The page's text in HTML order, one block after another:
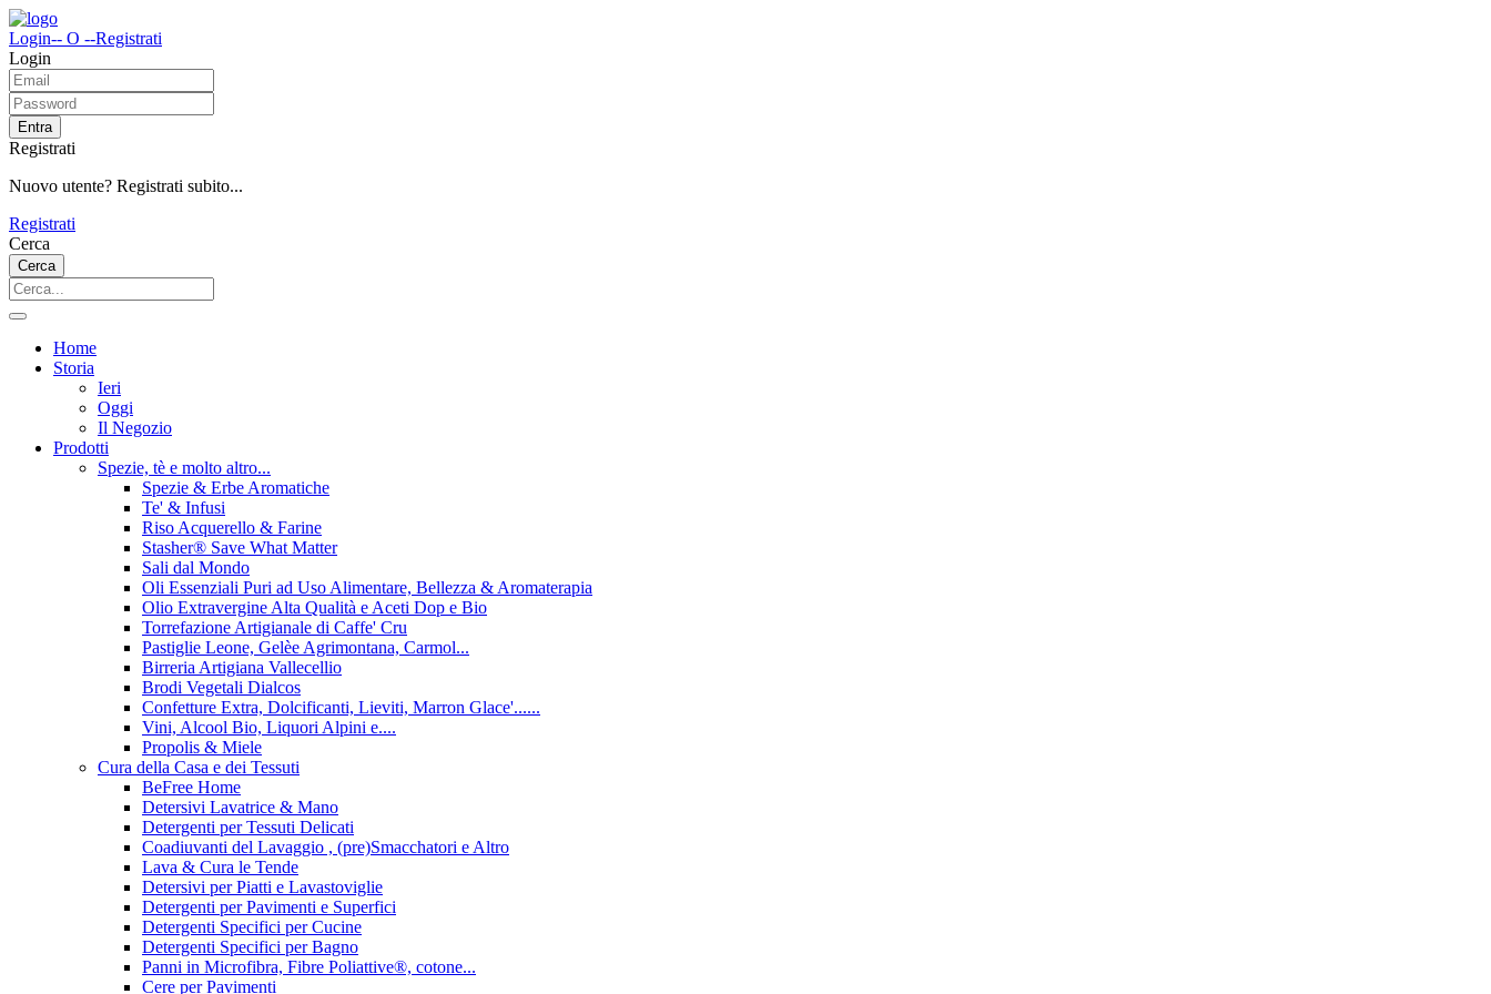
Login-- O --Registrati
Login
Entra
Registrati
Nuovo utente? Registrati subito...
Registrati
Cerca
Cerca
Home
Storia
Ieri
Oggi
Il Negozio
Prodotti
Spezie, tè e molto altro...
Spezie & Erbe Aromatiche
Te' & Infusi
Riso Acquerello & Farine
Stasher®️ Save What Matter
Sali dal Mondo
Oli Essenziali Puri ad Uso Alimentare, Bellezza & Aromaterapia
Olio Extravergine Alta Qualità e Aceti Dop e Bio
Torrefazione Artigianale di Caffe' Cru
Pastiglie Leone, Gelèe Agrimontana, Carmol...
Birreria Artigiana Vallecellio
Brodi Vegetali Dialcos
Confetture Extra, Dolcificanti, Lieviti, Marron Glace'......
Vini, Alcool Bio, Liquori Alpini e....
Propolis & Miele
Cura della Casa e dei Tessuti
BeFree Home
Detersivi Lavatrice & Mano
Detergenti per Tessuti Delicati
Coadiuvanti del Lavaggio , (pre)Smacchatori e Altro
Lava & Cura le Tende
Detersivi per Piatti e Lavastoviglie
Detergenti per Pavimenti e Superfici
Detergenti Specifici per Cucine
Detergenti Specifici per Bagno
Panni in Microfibra, Fibre Poliattive®, cotone...
Cere per Pavimenti